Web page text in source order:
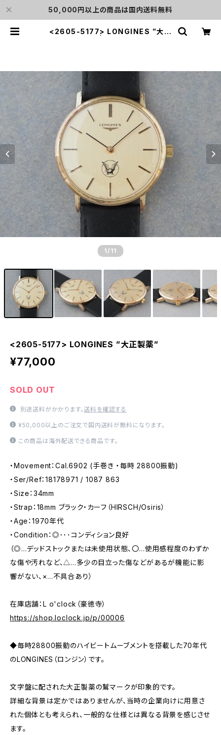
50,000円以上の商品は国内送料無料
<2605-5177> LONGINES ”大正
1 /11
<2605-5177> LONGINES ”大正製薬”
¥77,000
SOLD OUT
別途送料がかかります。送料を確認する
¥50,000以上のご注文で国内送料が無料になります。
この商品は海外配送できる商品です。
・Movement：Cal.6902 (手巻き ・毎時 28800振動)
・Ser/Ref：18178971 / 1087 863
・Size：34mm
・Strap：18mm ブラック・カーフ（HIRSCH/Osiris）
・Age：1970年代
・Condition：◎･･･コンディション良好
（◎…デッドストックまたは未使用状態、〇…使用感程度のわずか
な傷や汚れなど、△…多少の目立った傷などがあるが機能に影
響がない、×…不具合あり）
在庫店舗：L o'clock（豪徳寺）
https://shop.loclock.jp/p/00006
◆毎時28800振動のハイビートムーブメントを搭載した70年代
のLONGINES（ロンジン）です。
文字盤に配された大正製薬の鷲マークが印象的です。
詳細な背景は定かではありませんが、当時の企業向けに用意さ
れた個体とも考えられ、一般的な仕様とは異なる背景を感じさせ
ます。